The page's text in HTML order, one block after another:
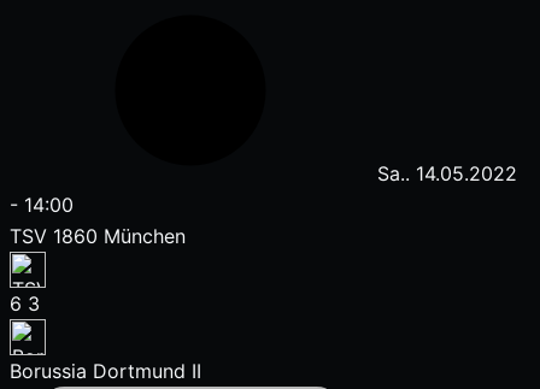
Sa.. 14.05.2022
- 14:00
TSV 1860 München
6 3
Borussia Dortmund II